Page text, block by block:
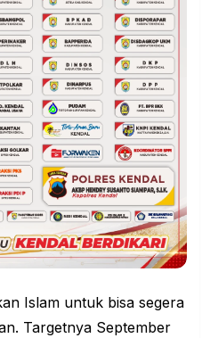
Islam untuk bisa segera
Targetnya September